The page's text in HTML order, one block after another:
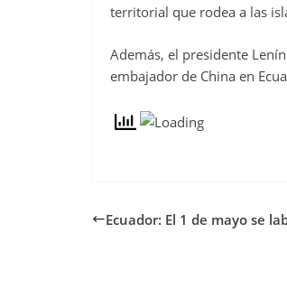
territorial que rodea a las
Además, el presidente
embajador de China en
Ecuador: El 1 de mayo se